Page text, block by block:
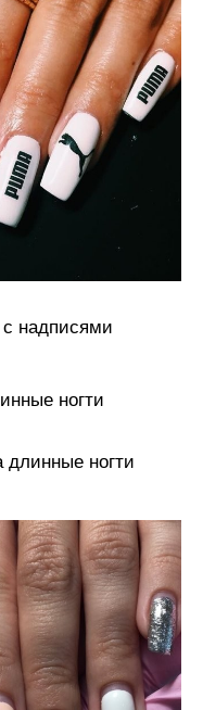
надписями
ногти